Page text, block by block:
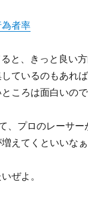
者率
と、きっと良い
ているのもあれ
ころは面白いので
、プロのレーサ
えてくといいなぁ
ぜよ。